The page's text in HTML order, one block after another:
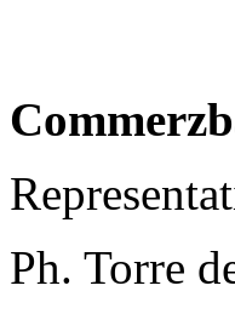
Ph. Torre